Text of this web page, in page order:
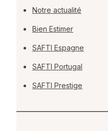
Notre actualité
Bien Estimer
SAFTI Espagne
SAFTI Portugal
SAFTI Prestige